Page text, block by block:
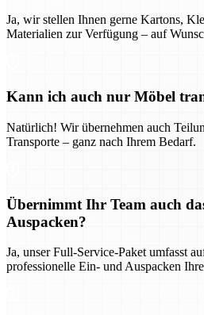
Ja, wir stellen Ihnen gerne Kartons,
Materialien zur Verfügung – auf
Kann ich auch nur Möbel
Natürlich! Wir übernehmen auch
Transporte – ganz nach Ihrem Bedarf.
Übernimmt Ihr Team auch
Auspacken?
Ja, unser Full-Service-Paket umfasst
professionelle Ein- und Auspacken